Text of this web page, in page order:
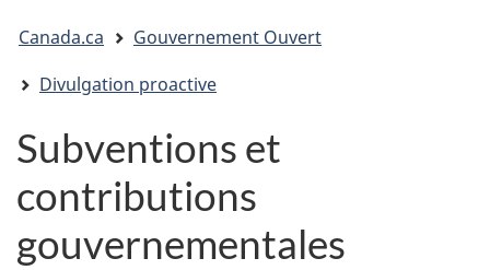
êtes
ici
Canada.ca
Gouvernement Ouvert
Divulgation proactive
Subventions et
contributions
gouvernementales